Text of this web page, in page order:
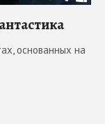
основанных на